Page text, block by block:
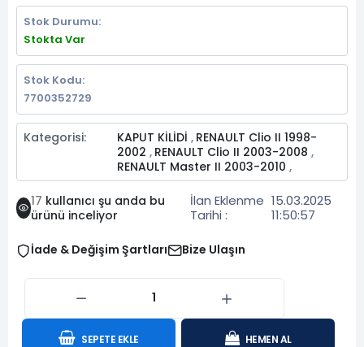
Stok Durumu:
Stokta Var
Stok Kodu:
7700352729
Kategorisi: KAPUT KİLİDİ , RENAULT Clio II 1998-
2002 , RENAULT Clio II 2003-2008 ,
RENAULT Master II 2003-2010 ,
17 kullanıcı şu anda bu
ürünü inceliyor
İlan Eklenme
Tarihi :
15.03.2025
11:50:57
İade & Değişim Şartları Bize Ulaşın
SEPETE EKLE HEMEN AL